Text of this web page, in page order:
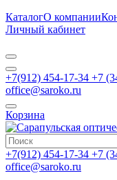
КаталогО компании
Личный кабинет
+7(912) 454-17-34 +7
office@saroko.ru
Корзина
+7(912) 454-17-34 +7
office@saroko.ru